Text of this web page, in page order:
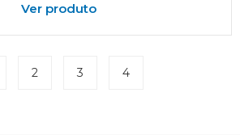
Ver produto
2 3 4